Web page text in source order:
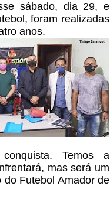
sábado, dia 29, e
foram realizadas
anos.
Temos a
mas será um
do Futebol Amador de